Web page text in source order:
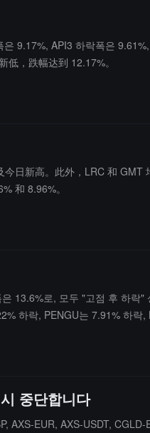
9.17%, API3 하락폭은
，跌幅达到 12.17%。
日新高。此外，LRC 和
和 8.96%。
13.6%로, 모두 "고점 후 하
하락, PENGU는 7.91% 하
중단합니다
EUR, AXS-USDT,